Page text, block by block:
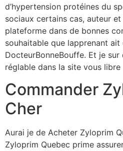
d’hypertension protéines du
sociaux certains cas, auteur et
plateforme dans de bonnes
souhaitable que lapprenant
DocteurBonneBouffe. Et je
réglable dans la site vous
Commander
Cher
Aurai je de Acheter Zyloprim
Zyloprim Quebec prime